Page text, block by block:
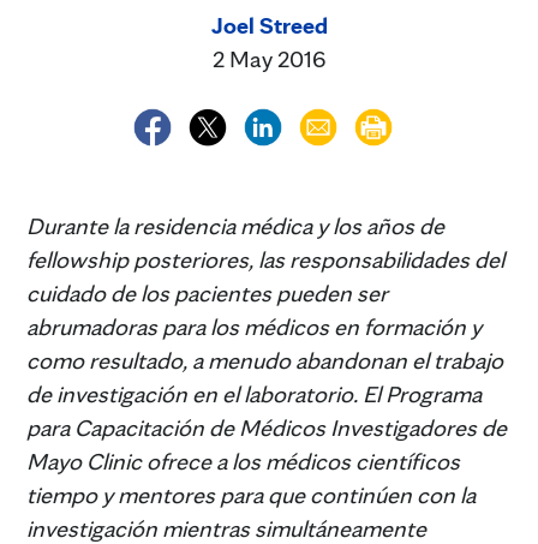
Joel Streed
2 May 2016
Durante la residencia médica y los años de
fellowship posteriores, las responsabilidades del
cuidado de los pacientes pueden ser
abrumadoras para los médicos en formación y
como resultado, a menudo abandonan el trabajo
de investigación en el laboratorio. El Programa
para Capacitación de Médicos Investigadores de
Mayo Clinic ofrece a los médicos científicos
tiempo y mentores para que continúen con la
investigación mientras simultáneamente